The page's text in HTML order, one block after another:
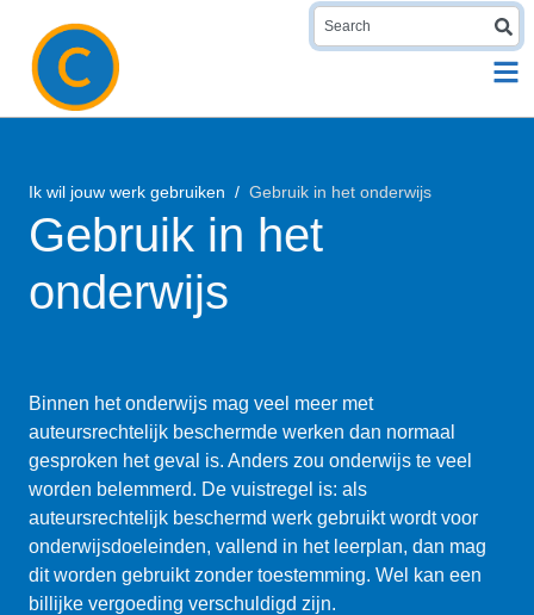
Ik wil jouw werk gebruiken Gebruik in het onderwijs
Gebruik in het
onderwijs
Binnen het onderwijs mag veel meer met
auteursrechtelijk beschermde werken dan normaal
gesproken het geval is. Anders zou onderwijs te veel
worden belemmerd. De vuistregel is: als
auteursrechtelijk beschermd werk gebruikt wordt voor
onderwijsdoeleinden, vallend in het leerplan, dan mag
dit worden gebruikt zonder toestemming. Wel kan een
billijke vergoeding verschuldigd zijn.